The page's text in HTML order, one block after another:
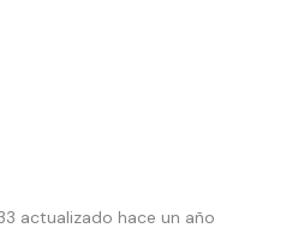
actualizado hace un año